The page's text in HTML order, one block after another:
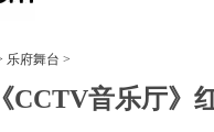
乐府舞台 >
《CCTV音乐厅》